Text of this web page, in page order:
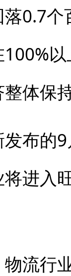
0.7
体保
布的9
进入
流行